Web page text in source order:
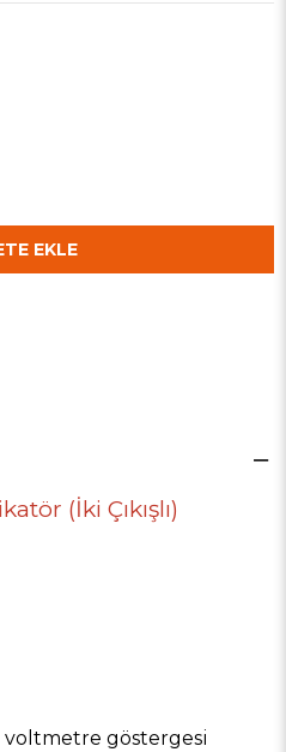
(İki Çıkışlı)
voltmetre göstergesi